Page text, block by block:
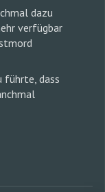
dazu
verfügbar
führte, dass